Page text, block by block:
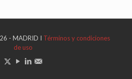
- MADRID I Términos y condiciones
de uso